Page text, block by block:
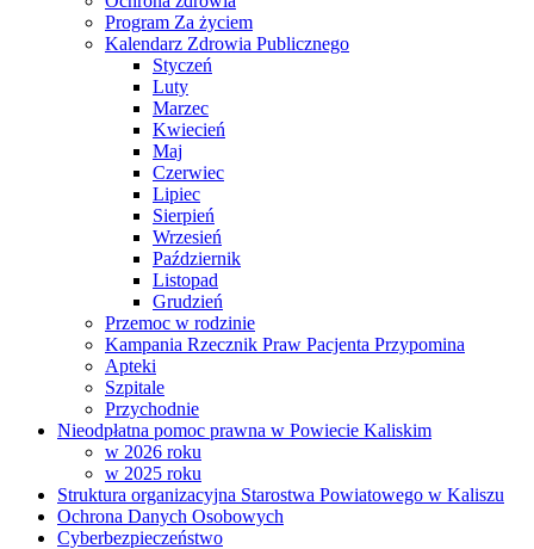
Program Za życiem
Kalendarz Zdrowia Publicznego
Styczeń
Luty
Marzec
Kwiecień
Maj
Czerwiec
Lipiec
Sierpień
Wrzesień
Październik
Listopad
Grudzień
Przemoc w rodzinie
Kampania Rzecznik Praw Pacjenta Przypomina
Apteki
Szpitale
Przychodnie
Nieodpłatna pomoc prawna w Powiecie Kaliskim
w 2026 roku
w 2025 roku
Struktura organizacyjna Starostwa Powiatowego w Kaliszu
Ochrona Danych Osobowych
Cyberbezpieczeństwo